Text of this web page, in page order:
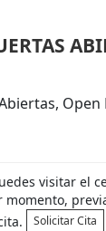
Open
visitar el
momento,
Solicitar Cita